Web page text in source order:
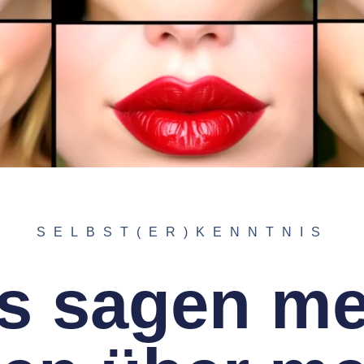
SELBST(ER)KENNTNIS
sagen